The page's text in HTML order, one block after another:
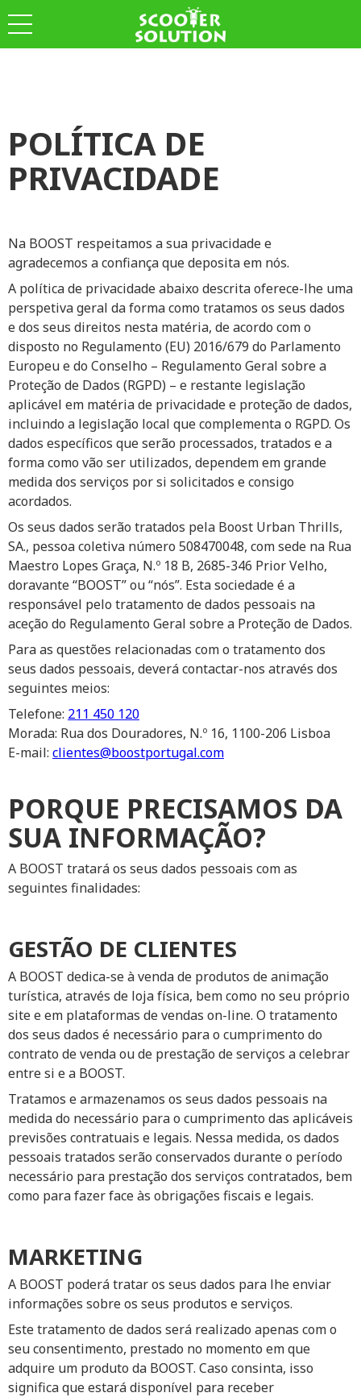
POLÍTICA DE
PRIVACIDADE
Na BOOST respeitamos a sua privacidade e
agradecemos a confiança que deposita em nós.
A política de privacidade abaixo descrita oferece-lhe uma
perspetiva geral da forma como tratamos os seus dados
e dos seus direitos nesta matéria, de acordo com o
disposto no Regulamento (EU) 2016/679 do Parlamento
Europeu e do Conselho – Regulamento Geral sobre a
Proteção de Dados (RGPD) – e restante legislação
aplicável em matéria de privacidade e proteção de dados,
incluindo a legislação local que complementa o RGPD. Os
dados específicos que serão processados, tratados e a
forma como vão ser utilizados, dependem em grande
medida dos serviços por si solicitados e consigo
acordados.
Os seus dados serão tratados pela Boost Urban Thrills,
SA., pessoa coletiva número 508470048, com sede na Rua
Maestro Lopes Graça, N.º 18 B, 2685-346 Prior Velho,
doravante “BOOST” ou “nós”. Esta sociedade é a
responsável pelo tratamento de dados pessoais na
aceção do Regulamento Geral sobre a Proteção de Dados.
Para as questões relacionadas com o tratamento dos
seus dados pessoais, deverá contactar-nos através dos
seguintes meios:
Telefone: 211 450 120
Morada: Rua dos Douradores, N.º 16, 1100-206 Lisboa
E-mail: clientes@boostportugal.com
PORQUE PRECISAMOS DA
SUA INFORMAÇÃO?
A BOOST tratará os seus dados pessoais com as
seguintes finalidades:
GESTÃO DE CLIENTES
A BOOST dedica-se à venda de produtos de animação
turística, através de loja física, bem como no seu próprio
site e em plataformas de vendas on-line. O tratamento
dos seus dados é necessário para o cumprimento do
contrato de venda ou de prestação de serviços a celebrar
entre si e a BOOST.
Tratamos e armazenamos os seus dados pessoais na
medida do necessário para o cumprimento das aplicáveis
previsões contratuais e legais. Nessa medida, os dados
pessoais tratados serão conservados durante o período
necessário para prestação dos serviços contratados, bem
como para fazer face às obrigações fiscais e legais.
MARKETING
A BOOST poderá tratar os seus dados para lhe enviar
informações sobre os seus produtos e serviços.
Este tratamento de dados será realizado apenas com o
seu consentimento, prestado no momento em que
adquire um produto da BOOST. Caso consinta, isso
significa que estará disponível para receber